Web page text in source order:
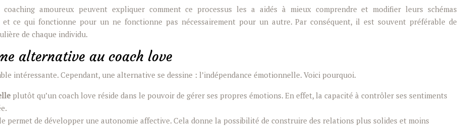
amoureux peuvent expliquer comment ce processus les a aidés à mieux comprendre et modifier leurs schémas
et ce qui fonctionne pour un ne fonctionne pas nécessairement pour un autre. Par conséquent, il est souvent préférable de
de chaque individu.
alternative au coach love
intéressante. Cependant, une alternative se dessine : l’indépendance émotionnelle. Voici pourquoi.
plutôt qu’un coach love réside dans le pouvoir de gérer ses propres émotions. En effet, la capacité à contrôler ses sentiments
permet de développer une autonomie affective. Cela donne la possibilité de construire des relations plus solides et moins